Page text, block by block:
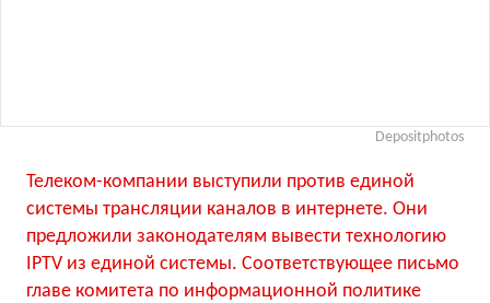
Depositphotos
Телеком-компании выступили против единой
системы трансляции каналов в интернете. Они
предложили законодателям вывести технологию
IPTV из единой системы. Соответствующее письмо
главе комитета по информационной политике